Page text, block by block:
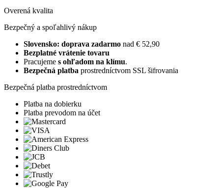
Overená kvalita
Bezpečný a spoľahlivý nákup
Slovensko: doprava zadarmo nad € 52,90
Bezplatné vrátenie tovaru
Pracujeme s ohľadom na klímu.
Bezpečná platba prostredníctvom SSL šifrovania
Bezpečná platba prostredníctvom
Platba na dobierku
Platba prevodom na účet